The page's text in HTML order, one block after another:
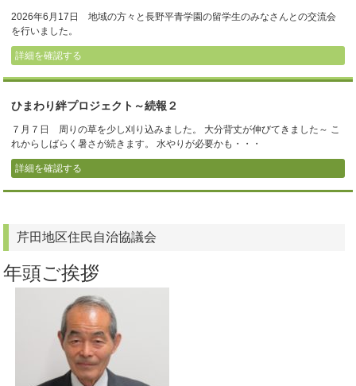
2026年6月17日 地域の方々と長野平青学園の留学生のみなさんとの交流会
を行いました。
詳細を確認する
ひまわり絆プロジェクト～続報２
７月７日 周りの草を少し刈り込みました。 大分背丈が伸びてきました～ こ
れからしばらく暑さが続きます。 水やりが必要かも・・・
詳細を確認する
芹田地区住民自治協議会
年頭ご挨拶